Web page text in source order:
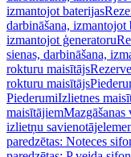
izmantojot baterijas
darbināšana, izmantojot
izmantojot ģeneratoru
sienas, darbināšana,
rokturu maisītājs
rokturu maisītājs
PiederumiIzlietnes
maisītājiem
izlietņu
paredzētas: Noteces